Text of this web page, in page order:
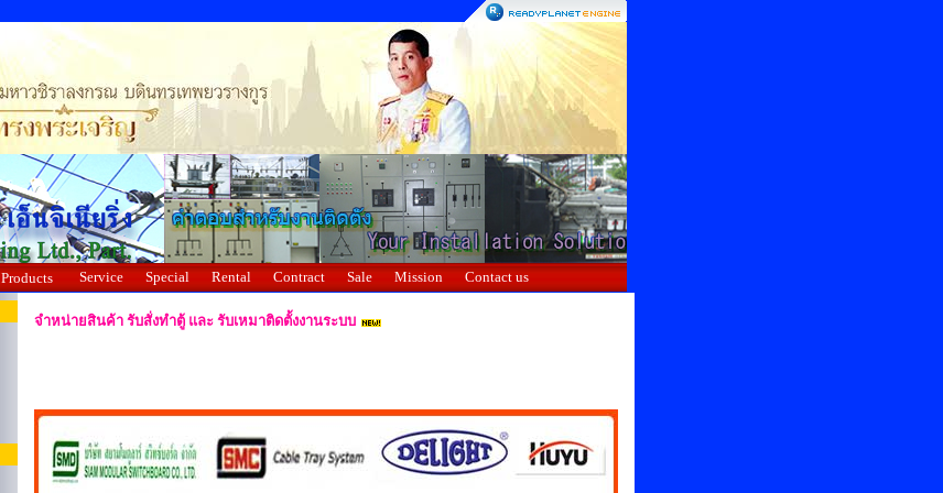
Products Service Special Rental Contract Sale Mission Contact us
จำหน่ายสินค้า รับสั่งทำตู้ และ รับเหมาติดตั้งงานระบบ